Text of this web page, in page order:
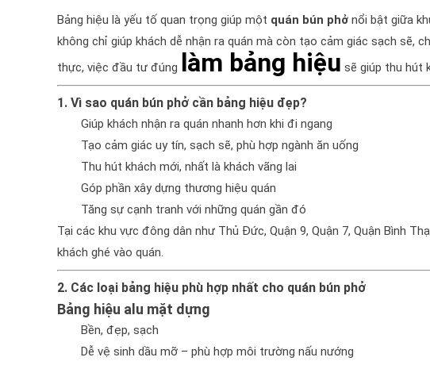
Bảng hiệu là yếu tố quan trọng giúp một quán bún phở nổi bật giữa
không chỉ giúp khách dễ nhận ra quán mà còn tạo cảm giác sạch sẽ,
thực, việc đầu tư đúng làm bảng hiệu sẽ giúp thu hút
1. Vì sao quán bún phở cần bảng hiệu đẹp?
Giúp khách nhận ra quán nhanh hơn khi đi ngang
Tạo cảm giác uy tín, sạch sẽ, phù hợp ngành ăn uống
Thu hút khách mới, nhất là khách vãng lai
Góp phần xây dựng thương hiệu quán
Tăng sự cạnh tranh với những quán gần đó
Tại các khu vực đông dân như Thủ Đức, Quận 9, Quận 7, Quận Bình
khách ghé vào quán.
2. Các loại bảng hiệu phù hợp nhất cho quán bún phở
Bảng hiệu alu mặt dựng
Bền, đẹp, sạch
Dễ vệ sinh dầu mỡ – phù hợp môi trường nấu nướng